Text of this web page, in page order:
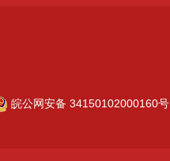
皖公网安备 34150102000160号